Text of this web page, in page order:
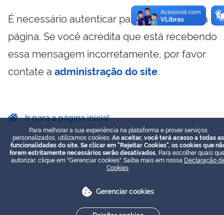
É necessário autenticar para visualizar essa
página. Se você acredita que está recebendo
essa mensagem incorretamente, por favor
contate a administração do site.
Ir para a página inicial
Para melhorar a sua experiência na plataforma e prover serviços
personalizados, utilizamos cookies. Ao aceitar, você terá acesso a todas as
funcionalidades do site. Se clicar em "Rejeitar Cookies", os cookies que
forem estritamente necessários serão desativados. Para escolher quais
autorizar, clique em "Gerenciar cookies". Saiba mais em nossa Declaração
Cookies
Gerenciar cookies